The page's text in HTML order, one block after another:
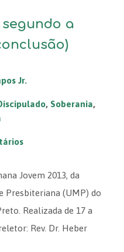
a
Jr.
, Soberania,
Jovem 2013, da
Presbiteriana (UMP) do
Realizada de 17 a
Rev. Dr. Heber